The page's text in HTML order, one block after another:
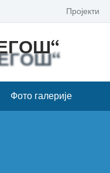
Пројекти
Фото галерије